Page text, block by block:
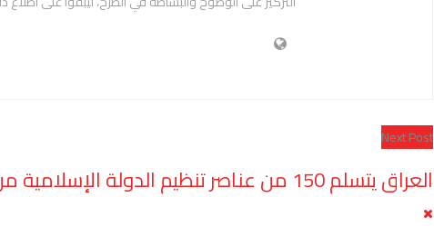
Next Post
العراق يتسلم 150 من عناصر تنظيم الدولة الإسلامية من سوريا بينهم قادة أوروبيون